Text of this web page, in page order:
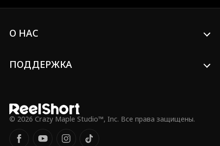
О НАС
ПОДДЕРЖКА
© 2026 Crazy Maple Studio™, Inc. Все права защищены.